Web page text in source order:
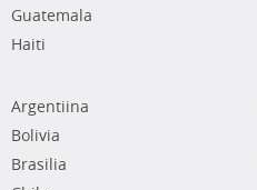
Guatemala
Haiti
Argentiina
Bolivia
Brasilia